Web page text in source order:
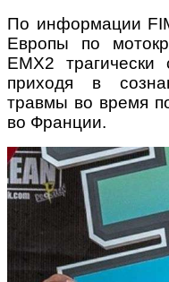
По информации
Европы по
EMX2
приходя в
травмы во время
во Франции.